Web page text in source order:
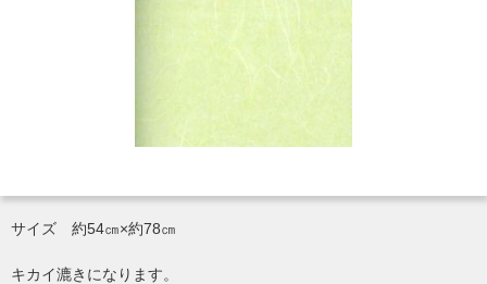
サイズ 約54㎝×約78㎝
キカイ漉きになります。